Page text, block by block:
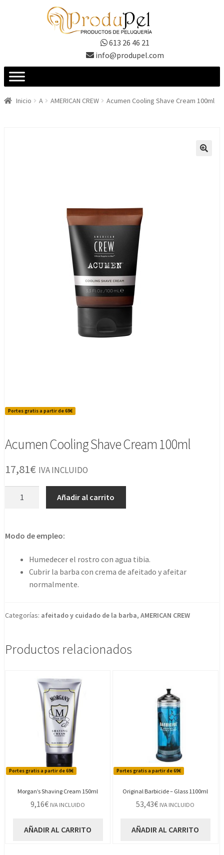
613 26 46 21
info@produpel.com
Inicio A AMERICAN CREW Acumen Cooling Shave Cream 100ml
Portes gratis a partir de 69€
Acumen Cooling Shave Cream 100ml
17,81€ IVA INCLUIDO
100ml
Añadir al carrito
Modo de empleo:
Humedecer el rostro con agua tibia.
Cubrir la barba con crema de afeitado y afeitar
normalmente.
Categorías: afeitado y cuidado de la barba, AMERICAN CREW
Productos relacionados
Portes gratis a partir de 69€
Morgan’s Shaving Cream 150ml
9,16€ IVA INCLUIDO
AÑADIR AL CARRITO
Portes gratis a partir de 69€
Original Barbicide – Glass 1100ml
53,43€ IVA INCLUIDO
AÑADIR AL CARRITO